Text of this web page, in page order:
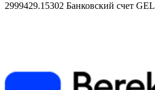
2999429.15302 Банковский счет GEL